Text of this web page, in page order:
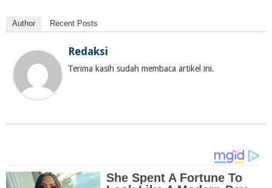
Author Recent Posts
Redaksi
Terima kasih sudah membaca artikel ini.